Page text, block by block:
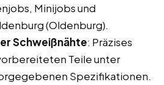
Minijobs und
(Oldenburg).
Schweißnähte: Präzises
Teile unter
Spezifikationen.